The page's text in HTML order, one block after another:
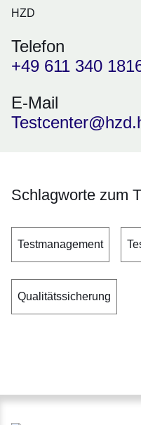
HZD
Telefon
+49 611 340
E-Mail
Schlagworte zum
Testmanagement
Qualitätssicherung